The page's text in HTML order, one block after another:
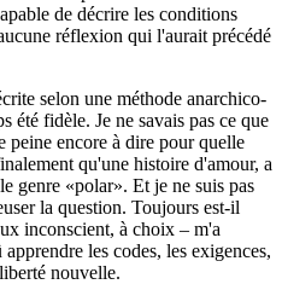
de décrire les conditions
réflexion qui l'aurait précédé
selon une méthode anarchico-
été fidèle. Je ne savais pas ce que
peine encore à dire pour quelle
qu'une histoire d'amour, a
genre «polar». Et je ne suis pas
la question. Toujours est-il
inconscient, à choix – m'a
les codes, les exigences,
nouvelle.